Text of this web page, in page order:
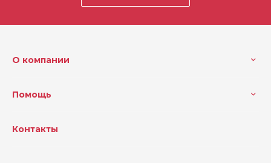
О компании
Помощь
Контакты